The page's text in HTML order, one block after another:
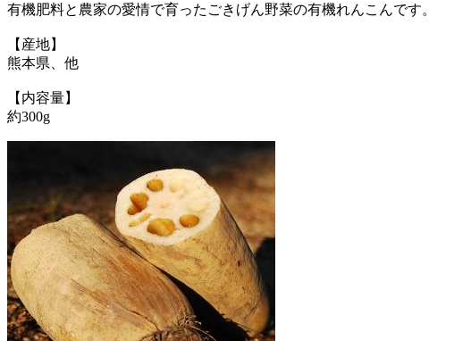
有機肥料と農家の愛情で育ったごきげん野菜の有機れんこんです。
【産地】
熊本県、他
【内容量】
約300g